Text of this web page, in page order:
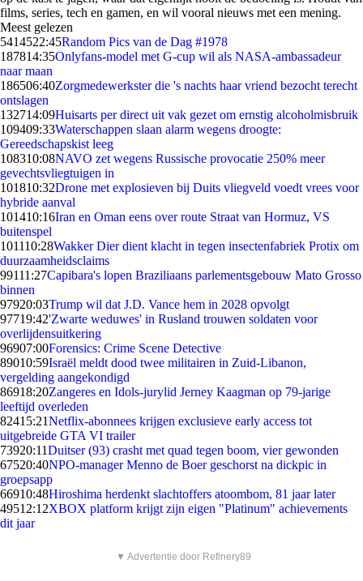
films, series, tech en gamen, en wil vooral nieuws met een mening.
Meest gelezen
5414522:45Random Pics van de Dag #1978
187814:35Onlyfans-model met G-cup wil als NASA-ambassadeur
naar maan
186506:40Zorgmedewerkster die 's nachts haar vriend bezocht terecht
ontslagen
132714:09Huisarts per direct uit vak gezet om ernstig alcoholmisbruik
109409:33Waterschappen slaan alarm wegens droogte:
Gereedschapskist leeg
108310:08NAVO zet wegens Russische provocatie 250% meer
gevechtsvliegtuigen in
101810:32Drone met explosieven bij Duits vliegveld voedt vrees voor
hybride aanval
101410:16Iran en Oman eens over route Straat van Hormuz, VS
buitenspel
101110:28Wakker Dier dient klacht in tegen insectenfabriek Protix om
duurzaamheidsclaims
99111:27Capibara's lopen Braziliaans parlementsgebouw Mato Grosso
binnen
97920:03Trump wil dat J.D. Vance hem in 2028 opvolgt
97719:42'Zwarte weduwes' in Rusland trouwen soldaten voor
overlijdensuitkering
96907:00Forensics: Crime Scene Detective
89010:59Israël meldt dood twee militairen in Zuid-Libanon,
vergelding aangekondigd
86918:20Zangeres en Idols-jurylid Jerney Kaagman op 79-jarige
leeftijd overleden
82415:21Netflix-abonnees krijgen exclusieve early access tot
uitgebreide GTA VI trailer
73920:11Duitser (93) crasht met quad tegen boom, vier gewonden
67520:40NPO-manager Menno de Boer geschorst na dickpic in
groepsapp
66910:48Hiroshima herdenkt slachtoffers atoombom, 81 jaar later
49512:12XBOX platform krijgt zijn eigen "Platinum" achievements
dit jaar
▼ Advertentie door Refinery89